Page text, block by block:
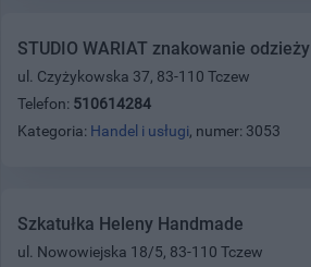
STUDIO WARIAT znakowanie odzieży
ul. Czyżykowska 37, 83-110 Tczew
Telefon: 510614284
Kategoria: Handel i usługi, numer: 3053
Szkatułka Heleny Handmade
ul. Nowowiejska 18/5, 83-110 Tczew